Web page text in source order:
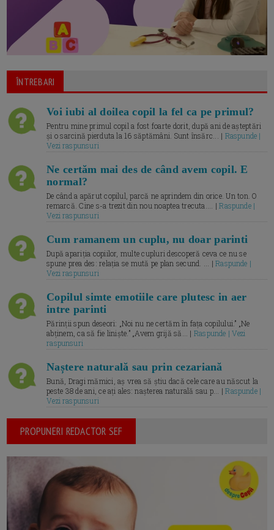
ÎNTREBARI
Voi iubi al doilea copil la fel ca pe primul?
Pentru mine primul copil a fost foarte dorit, după ani de așteptări
și o sarcină pierduta la 16 săptămâni. Sunt însărc... | Raspunde |
Vezi raspunsuri
Ne certăm mai des de când avem copil. E
normal?
De când a apărut copilul, parcă ne aprindem din orice. Un ton. O
remarcă. Cine s-a trezit din nou noaptea trecuta.... |Raspunde |
Vezi raspunsuri
Cum ramanem un cuplu, nu doar parinti
După apariția copiilor, multe cupluri descoperă ceva ce nu se
spune prea des: relația se mută pe plan secund. ... |Raspunde |
Vezi raspunsuri
Copilul simte emotiile care plutesc in aer
intre parinti
Părinții spun deseori: „Noi nu ne certăm în fața copilului.” „Ne
abținem, ca să fie liniște.” „Avem grijă să... | Raspunde | Vezi
raspunsuri
Naștere naturală sau prin cezariană
Bună, Dragi mămici, aș vrea să știu dacă cele care au născut la
peste 38 de ani, ce ați ales: nașterea naturală sau p... |Raspunde |
Vezi raspunsuri
PROPUNERI REDACTOR SEF